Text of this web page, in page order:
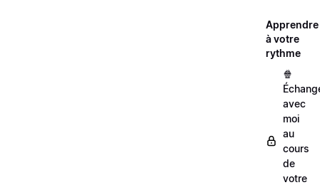
Apprendre
à votre
rythme
🍿
avec
moi
au
cours
de
votre